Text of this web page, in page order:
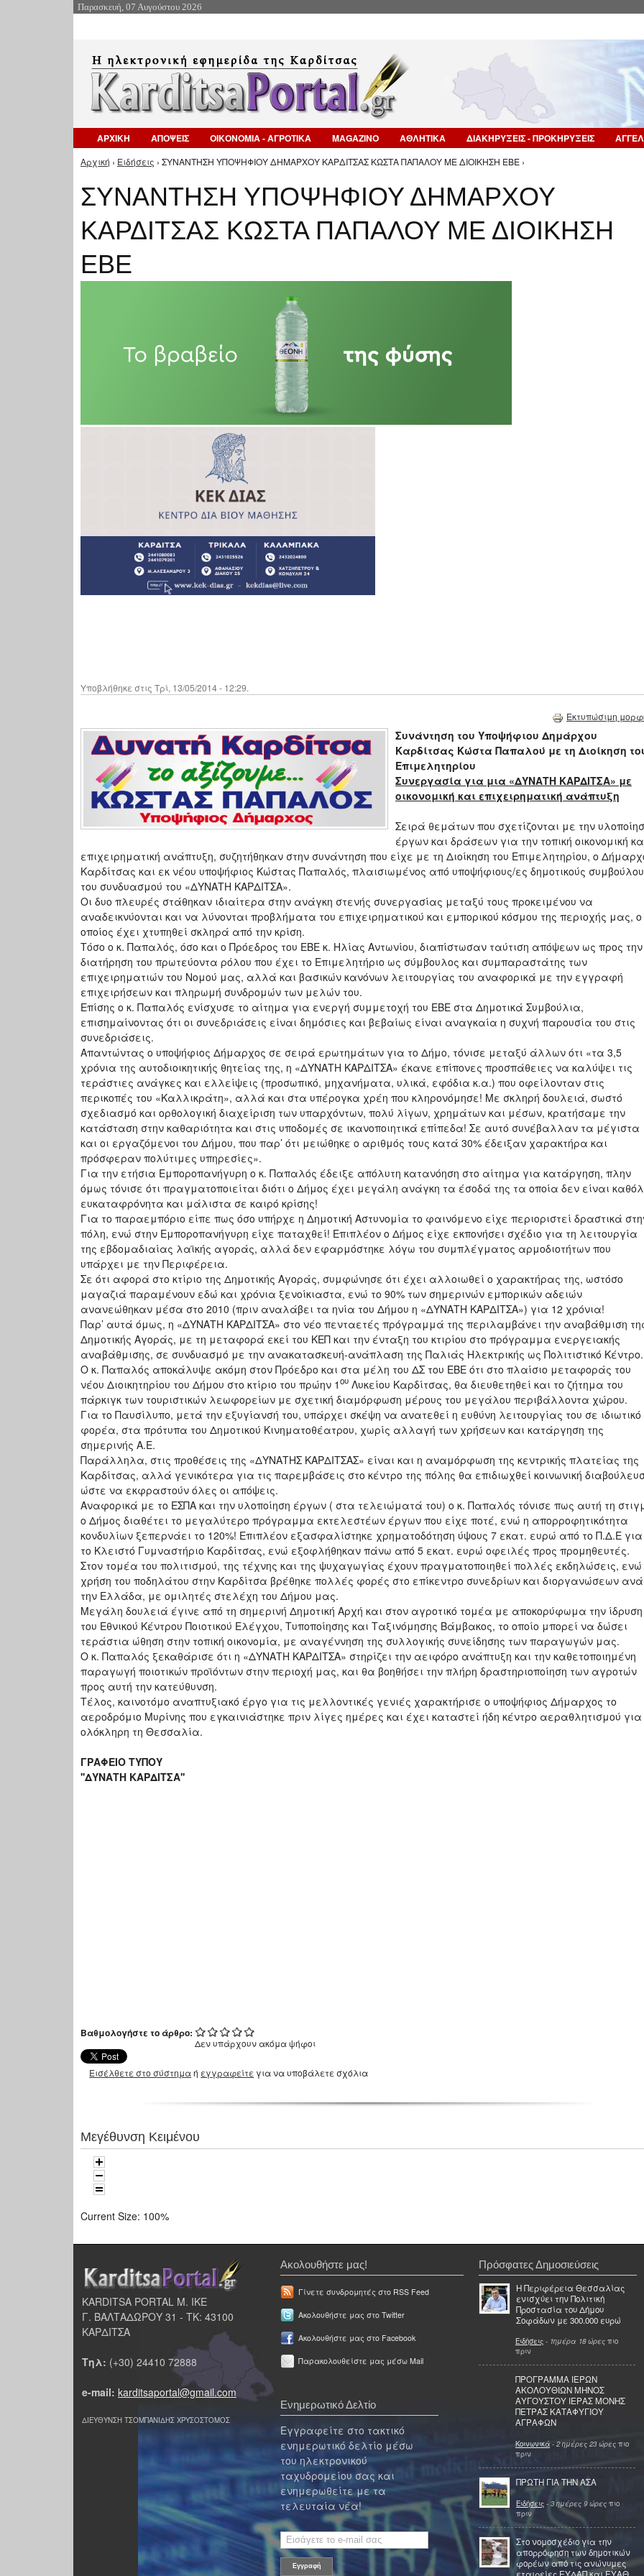
Παρασκευή, 07 Αυγούστου 2026
ΑΡΧΙΚΗ ΑΠΟΨΕΙΣ ΟΙΚΟΝΟΜΙΑ - ΑΓΡΟΤΙΚΑ MAGAZINO ΑΘΛΗΤΙΚΑ ΔΙΑΚΗΡΥΞΕΙΣ - ΠΡΟΚΗΡΥΞΕΙΣ
Είστε εδώ
Αρχική › Ειδήσεις › ΣΥΝΑΝΤΗΣΗ ΥΠΟΨΗΦΙΟΥ ΔΗΜΑΡΧΟΥ ΚΑΡΔΙΤΣΑΣ ΚΩΣΤΑ ΠΑΠΑΛΟΥ ΜΕ ΔΙΟΙΚΗΣΗ ΕΒΕ ›
ΣΥΝΑΝΤΗΣΗ ΥΠΟΨΗΦΙΟΥ ΔΗΜΑΡΧΟΥ
ΚΑΡΔΙΤΣΑΣ ΚΩΣΤΑ ΠΑΠΑΛΟΥ ΜΕ ΔΙΟΙΚΗΣΗ
ΕΒΕ
Υποβλήθηκε στις Τρί, 13/05/2014 - 12:29.
Εκτυπώσιμη
Συνάντηση του Υποψήφιου Δημάρχου
Καρδίτσας Κώστα Παπαλού με τη Διοίκηση
Επιμελητηρίου
Συνεργασία για μια «ΔΥΝΑΤΗ ΚΑΡΔΙΤΣΑ» με
οικονομική και επιχειρηματική ανάπτυξη
Σειρά θεμάτων που σχετίζονται με την
έργων και δράσεων για την τοπική οικονομική
επιχειρηματική ανάπτυξη, συζητήθηκαν στην συνάντηση που είχε με τη Διοίκηση του Επιμελητηρίου, ο
Καρδίτσας και εκ νέου υποψήφιος Κώστας Παπαλός, πλαισιωμένος από υποψήφιους/ες δημοτικούς
του συνδυασμού του «ΔΥΝΑΤΗ ΚΑΡΔΙΤΣΑ».
Οι δυο πλευρές στάθηκαν ιδιαίτερα στην ανάγκη στενής συνεργασίας μεταξύ τους προκειμένου να
αναδεικνύονται και να λύνονται προβλήματα του επιχειρηματικού και εμπορικού κόσμου της περιοχής μας, ο
οποίος έχει χτυπηθεί σκληρά από την κρίση.
Τόσο ο κ. Παπαλός, όσο και ο Πρόεδρος του ΕΒΕ κ. Ηλίας Αντωνίου, διαπίστωσαν ταύτιση απόψεων ως προς την
διατήρηση του πρωτεύοντα ρόλου που έχει το Επιμελητήριο ως σύμβουλος και συμπαραστάτης των
επιχειρηματιών του Νομού μας, αλλά και βασικών κανόνων λειτουργίας του αναφορικά με την εγγραφή
επιχειρήσεων και πληρωμή συνδρομών των μελών του.
Επίσης ο κ. Παπαλός ενίσχυσε το αίτημα για ενεργή συμμετοχή του ΕΒΕ στα Δημοτικά Συμβούλια,
επισημαίνοντας ότι οι συνεδριάσεις είναι δημόσιες και βεβαίως είναι αναγκαία η συχνή παρουσία του στις
συνεδριάσεις.
Απαντώντας ο υποψήφιος Δήμαρχος σε σειρά ερωτημάτων για το Δήμο, τόνισε μεταξύ άλλων ότι «τα 3,5
χρόνια της αυτοδιοικητικής θητείας της, η «ΔΥΝΑΤΗ ΚΑΡΔΙΤΣΑ» έκανε επίπονες προσπάθειες να καλύψει τις
τεράστιες ανάγκες και ελλείψεις (προσωπικό, μηχανήματα, υλικά, εφόδια κ.α.) που οφείλονταν στις
περικοπές του «Καλλικράτη», αλλά και στα υπέρογκα χρέη που κληρονόμησε! Με σκληρή δουλειά, σωστό
σχεδιασμό και ορθολογική διαχείριση των υπαρχόντων, πολύ λίγων, χρημάτων και μέσων, κρατήσαμε την
κατάσταση στην καθαριότητα και στις υποδομές σε ικανοποιητικά επίπεδα! Σε αυτό συνέβαλλαν τα μέγιστα
και οι εργαζόμενοι του Δήμου, που παρ’ ότι μειώθηκε ο αριθμός τους κατά 30% έδειξαν χαρακτήρα και
πρόσφεραν πολύτιμες υπηρεσίες».
Για την ετήσια Εμποροπανήγυρη ο κ. Παπαλός έδειξε απόλυτη κατανόηση στο αίτημα για κατάργηση, πλην
όμως τόνισε ότι πραγματοποιείται διότι ο Δήμος έχει μεγάλη ανάγκη τα έσοδά της τα οποία δεν είναι
ευκαταφρόνητα και μάλιστα σε καιρό κρίσης!
Για το παραεμπόριο είπε πως όσο υπήρχε η Δημοτική Αστυνομία το φαινόμενο είχε περιοριστεί δραστικά
πόλη, ενώ στην Εμποροπανήγυρη είχε παταχθεί! Επιπλέον ο Δήμος είχε εκπονήσει σχέδιο για τη λειτουργία
της εβδομαδιαίας λαϊκής αγοράς, αλλά δεν εφαρμόστηκε λόγω του συμπλέγματος αρμοδιοτήτων που
υπάρχει με την Περιφέρεια.
Σε ότι αφορά στο κτίριο της Δημοτικής Αγοράς, συμφώνησε ότι έχει αλλοιωθεί ο χαρακτήρας της, ωστόσο
μαγαζιά παραμένουν εδώ και χρόνια ξενοίκιαστα, ενώ το 90% των σημερινών εμπορικών αδειών
ανανεώθηκαν μέσα στο 2010 (πριν αναλάβει τα ηνία του Δήμου η «ΔΥΝΑΤΗ ΚΑΡΔΙΤΣΑ») για 12 χρόνια!
Παρ’ αυτά όμως, η «ΔΥΝΑΤΗ ΚΑΡΔΙΤΣΑ» στο νέο πενταετές πρόγραμμά της περιλαμβάνει την αναβάθμιση
Δημοτικής Αγοράς, με τη μεταφορά εκεί του ΚΕΠ και την ένταξη του κτιρίου στο πρόγραμμα ενεργειακής
αναβάθμισης, σε συνδυασμό με την ανακατασκευή-ανάπλαση της Παλιάς Ηλεκτρικής ως Πολιτιστικό Κέντρο.
Ο κ. Παπαλός αποκάλυψε ακόμη στον Πρόεδρο και στα μέλη του ΔΣ του ΕΒΕ ότι στο πλαίσιο μεταφοράς του
νέου Διοικητηρίου του Δήμου στο κτίριο του πρώην 1ου Λυκείου Καρδίτσας, θα διευθετηθεί και το ζήτημα του
πάρκιγκ των τουριστικών λεωφορείων με σχετική διαμόρφωση μέρους του μεγάλου περιβάλλοντα χώρου.
Για το Παυσίλυπο, μετά την εξυγίανσή του, υπάρχει σκέψη να ανατεθεί η ευθύνη λειτουργίας του σε ιδιωτικό
φορέα, στα πρότυπα του Δημοτικού Κινηματοθέατρου, χωρίς αλλαγή των χρήσεων και κατάργηση της
σημερινής Α.Ε.
Παράλληλα, στις προθέσεις της «ΔΥΝΑΤΗΣ ΚΑΡΔΙΤΣΑΣ» είναι και η αναμόρφωση της κεντρικής πλατείας της
Καρδίτσας, αλλά γενικότερα για τις παρεμβάσεις στο κέντρο της πόλης θα επιδιωχθεί κοινωνική
ώστε να εκφραστούν όλες οι απόψεις.
Αναφορικά με το ΕΣΠΑ και την υλοποίηση έργων ( στα τελειώματά του) ο κ. Παπαλός τόνισε πως αυτή τη
ο Δήμος διαθέτει το μεγαλύτερο πρόγραμμα εκτελεστέων έργων που είχε ποτέ, ενώ η απορροφητικότητα
κονδυλίων ξεπερνάει το 120%! Επιπλέον εξασφαλίστηκε χρηματοδότηση ύψους 7 εκατ. ευρώ από το Π.Δ.Ε για
το Κλειστό Γυμναστήριο Καρδίτσας, ενώ εξοφλήθηκαν πάνω από 5 εκατ. ευρώ οφειλές προς προμηθευτές.
Στον τομέα του πολιτισμού, της τέχνης και της ψυχαγωγίας έχουν πραγματοποιηθεί πολλές εκδηλώσεις, ενώ
χρήση του ποδηλάτου στην Καρδίτσα βρέθηκε πολλές φορές στο επίκεντρο συνεδρίων και διοργανώσεων ανά
την Ελλάδα, με ομιλητές στελέχη του Δήμου μας.
Μεγάλη δουλειά έγινε από τη σημερινή Δημοτική Αρχή και στον αγροτικό τομέα με αποκορύφωμα την ίδρυση
του Εθνικού Κέντρου Ποιοτικού Ελέγχου, Τυποποίησης και Ταξινόμησης Βάμβακος, το οποίο μπορεί να δώσει
τεράστια ώθηση στην τοπική οικονομία, με αναγέννηση της συλλογικής συνείδησης των παραγωγών μας.
Ο κ. Παπαλός ξεκαθάρισε ότι η «ΔΥΝΑΤΗ ΚΑΡΔΙΤΣΑ» στηρίζει την αειφόρο ανάπτυξη και την καθετοποιημένη
παραγωγή ποιοτικών προϊόντων στην περιοχή μας, και θα βοηθήσει την πλήρη δραστηριοποίηση των αγροτών
προς αυτή την κατεύθυνση.
Τέλος, καινοτόμο αναπτυξιακό έργο για τις μελλοντικές γενιές χαρακτήρισε ο υποψήφιος Δήμαρχος το
αεροδρόμιο Μυρίνης που εγκαινιάστηκε πριν λίγες ημέρες και έχει καταστεί ήδη κέντρο αεραθλητισμού για
ολόκληρη τη Θεσσαλία.
ΓΡΑΦΕΙΟ ΤΥΠΟΥ
''ΔΥΝΑΤΗ ΚΑΡΔΙΤΣΑ''
Βαθμολογήστε το άρθρο:
Δεν υπάρχουν ακόμα ψήφοι
Εισέλθετε στο σύστημαή εγγραφείτε για να υποβάλετε σχόλια
Μεγέθυνση Κειμένου
Current Size: 100%
KARDITSA PORTAL Μ. ΙΚΕ
Γ. ΒΑΛΤΑΔΩΡΟΥ 31 - ΤΚ: 43100
ΚΑΡΔΙΤΣΑ
Τηλ: (+30) 24410 72888
e-mail: karditsaportal@gmail.com
ΔΙΕΥΘΥΝΣΗ ΤΣΟΜΠΑΝΙΔΗΣ ΧΡΥΣΟΣΤΟΜΟΣ
Ακολουθήστε μας!
Γίνετε συνδρομητές στο RSS Feed
Ακολουθήστε μας στο Twitter
Ακολουθήστε μας στο Facebook
Παρακολουθείστε μας μέσω Mail
Ενημερωτικό Δελτίο
Εγγραφείτε στο τακτικό
ενημερωτικό δελτίο μέσω
του ηλεκτρονικού
ταχυδρομείου σας και
ενημερωθείτε με τα
τελευταία νέα!
Πρόσφατες Δημοσιεύσεις
Η Περιφέρεια Θεσσαλίας
ενισχύει την Πολιτική
Προστασία του Δήμου
Σοφάδων με 300.000 ευρώ
Ειδήσεις - 1ημέρα 18 ώρες πιο
πριν
ΠΡΟΓΡΑΜΜΑ ΙΕΡΩΝ
ΑΚΟΛΟΥΘΙΩΝ ΜΗΝΟΣ
ΑΥΓΟΥΣΤΟΥ ΙΕΡΑΣ ΜΟΝΗΣ
ΠΕΤΡΑΣ ΚΑΤΑΦΥΓΙΟΥ
ΑΓΡΑΦΩΝ
Κοινωνικά - 2 ημέρες 23 ώρες πιο
πριν
ΠΡΩΤΗ ΓΙΑ ΤΗΝ ΑΣΑ
Ειδήσεις - 3 ημέρες 9 ώρες πιο
πριν
Στο νομοσχέδιο για την
απορρόφηση των δημοτικών
φορέων από τις ανώνυμες
εταιρείες ΕΥΔΑΠ και ΕΥΑΘ,